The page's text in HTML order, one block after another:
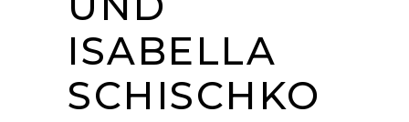
ISABELLA
SCHISCHKO